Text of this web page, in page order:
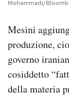
Mohammadi/
Mesini
produzione,
governo
cosiddetto
della materia